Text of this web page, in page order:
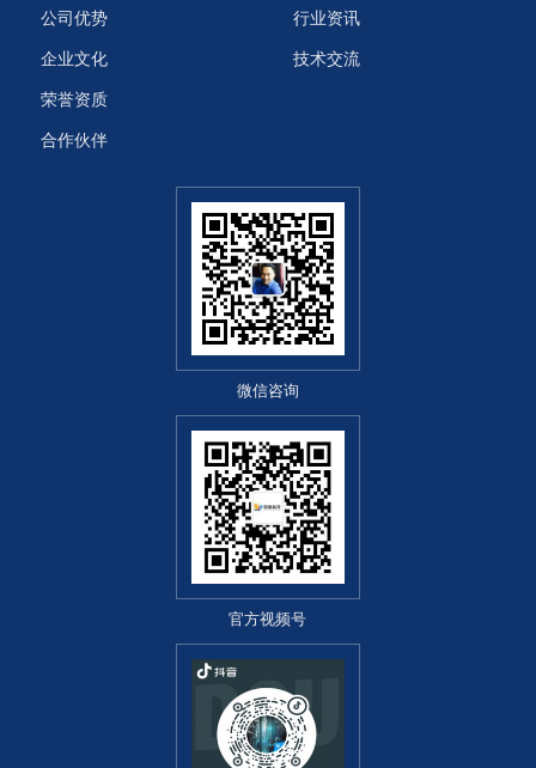
公司优势
企业文化
荣誉资质
合作伙伴
行业资讯
技术交流
微信咨询
官方视频号